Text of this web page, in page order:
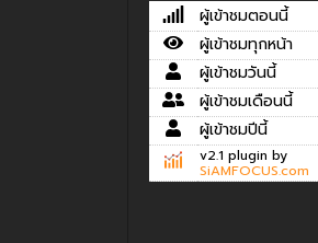
ผู้เข้าชมตอนนี้
ผู้เข้าชมทุกหน้า
ผู้เข้าชมวันนี้
ผู้เข้าชมเดือนนี้
ผู้เข้าชมปีนี้
v2.1 plugin by
SiAMFOCUS.com